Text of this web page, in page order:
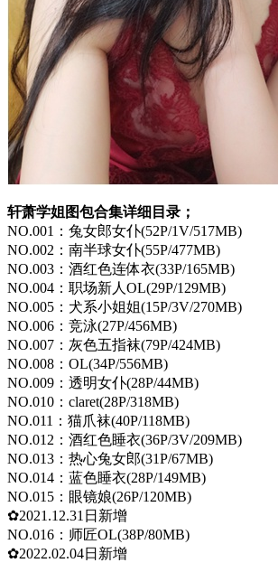
轩萧学姐图包合集详细目录；
NO.001：兔女郎女仆(52P/1V/517MB)
NO.002：南半球女仆(55P/477MB)
NO.003：酒红色连体衣(33P/165MB)
NO.004：职场新人OL(29P/129MB)
NO.005：犬系小姐姐(15P/3V/270MB)
NO.006：竞泳(27P/456MB)
NO.007：灰色五指袜(79P/424MB)
NO.008：OL(34P/556MB)
NO.009：透明女仆(28P/44MB)
NO.010：claret(28P/318MB)
NO.011：猫爪袜(40P/118MB)
NO.012：酒红色睡衣(36P/3V/209MB)
NO.013：热心兔女郎(31P/67MB)
NO.014：蓝色睡衣(28P/149MB)
NO.015：眼镜娘(26P/120MB)
✿2021.12.31日新增
NO.016：师匠OL(38P/80MB)
✿2022.02.04日新增